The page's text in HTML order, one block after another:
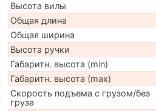
Высота вилы
Общая длина
Общая ширина
Высота ручки
Габаритн. высота (min)
Габаритн. высота (max)
Скорость подъема с грузом/без
груза